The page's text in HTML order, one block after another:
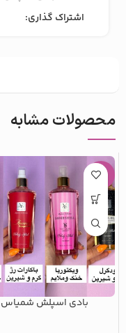
اشتراک گذاری:
محصولات مشابه
-11%
بادی اسپلش شمیاس